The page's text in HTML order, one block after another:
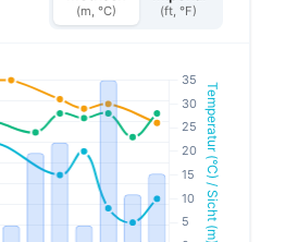
(m, °C) (ft, °F)